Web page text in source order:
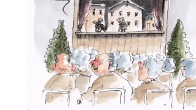
Berlin im Oktober 2019